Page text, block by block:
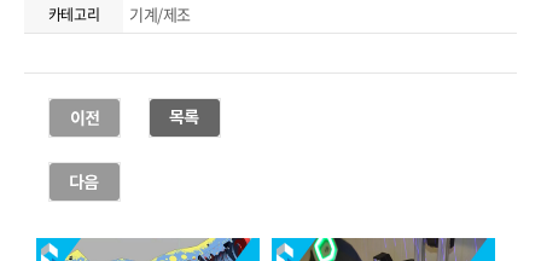
카테고리 기계/제조